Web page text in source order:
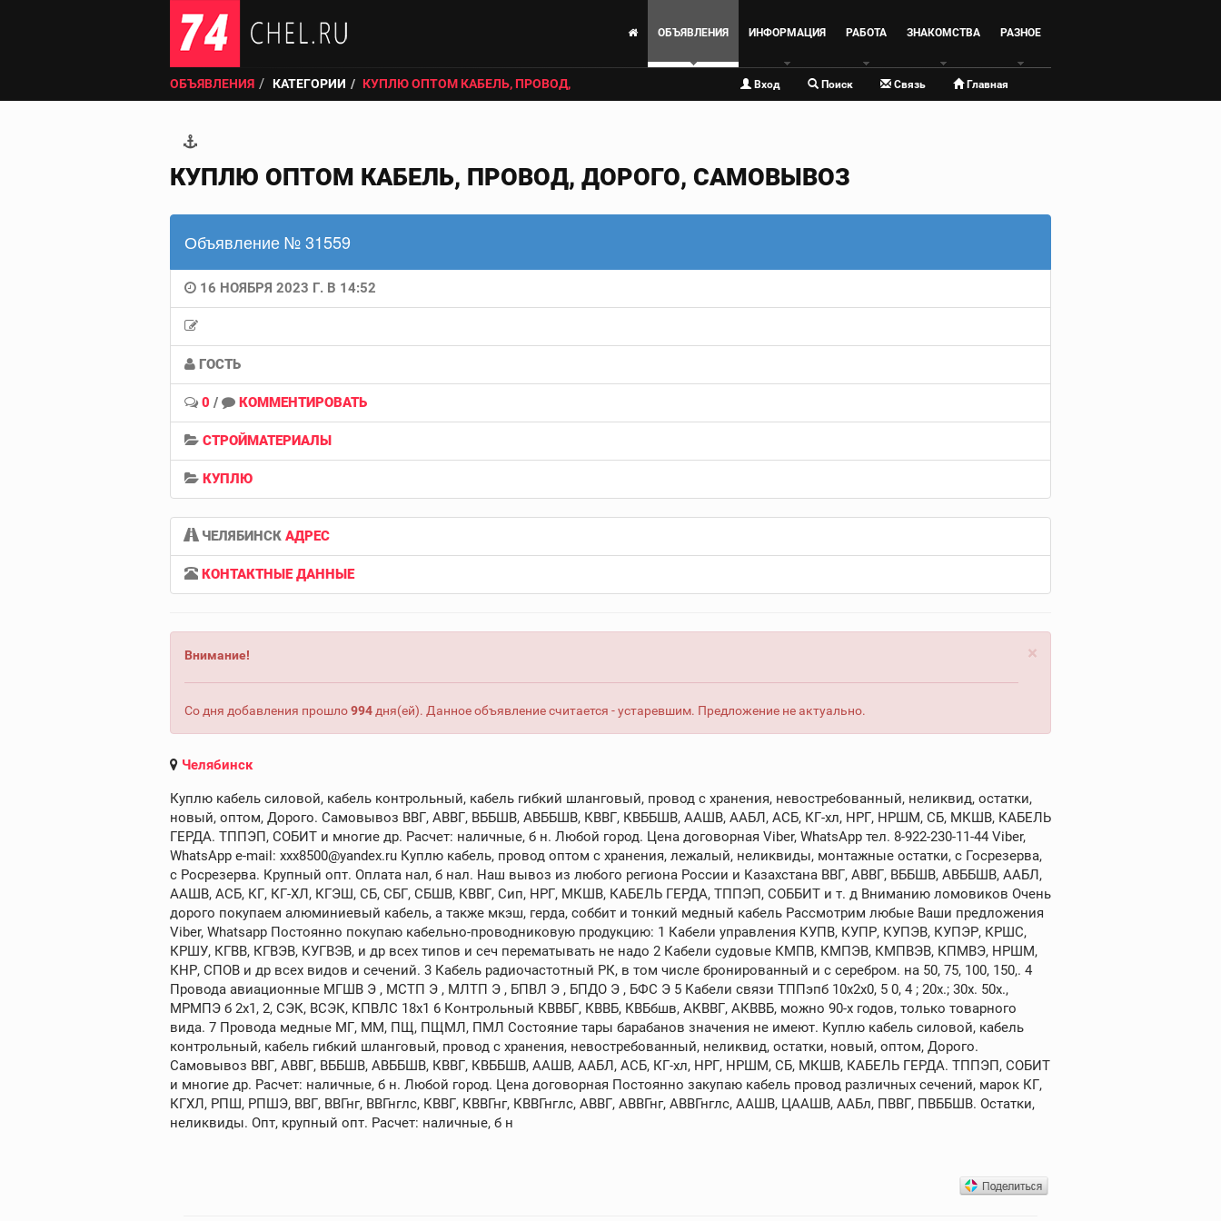
ОБЪЯВЛЕНИЯ ИНФОРМАЦИЯ РАБОТА ЗНАКОМСТВА РАЗНОЕ
ОБЪЯВЛЕНИЯ КАТЕГОРИИ КУПЛЮ ОПТОМ КАБЕЛЬ, ПРОВОД, Вход Поиск Связь Главная
КУПЛЮ ОПТОМ КАБЕЛЬ, ПРОВОД, ДОРОГО, САМОВЫВОЗ
Объявление № 31559
16 НОЯБРЯ 2023 Г. В 14:52
ГОСТЬ
0 / КОММЕНТИРОВАТЬ
СТРОЙМАТЕРИАЛЫ
КУПЛЮ
ЧЕЛЯБИНСК АДРЕС
КОНТАКТНЫЕ ДАННЫЕ
×
Внимание!
Со дня добавления прошло994 дня(ей). Данное объявление считается - устаревшим. Предложение не актуально.
Челябинск
Куплю кабель силовой, кабель контрольный, кабель гибкий шланговый, провод с хранения, невостребованный, неликвид, остатки,
новый, оптом, Дорого. Самовывоз ВВГ, АВВГ, ВББШВ, АВББШВ, КВВГ, КВББШВ, ААШВ, ААБЛ, АСБ, КГ-хл, НРГ, НРШМ, СБ, МКШВ, КАБЕЛЬ
ГЕРДА. ТППЭП, СОБИТ и многие др. Расчет: наличные, б н. Любой город. Цена договорная Viber, WhatsApp тел. 8-922-230-11-44 Viber,
WhatsApp e-mail: xxx8500@yandex.ru Куплю кабель, провод оптом с хранения, лежалый, неликвиды, монтажные остатки, с Госрезерва,
с Росрезерва. Крупный опт. Оплата нал, б нал. Наш вывоз из любого региона России и Казахстана ВВГ, АВВГ, ВББШВ, АВББШВ, ААБЛ,
ААШВ, АСБ, КГ, КГ-ХЛ, КГЭШ, СБ, СБГ, СБШВ, КВВГ, Сип, НРГ, МКШВ, КАБЕЛЬ ГЕРДА, ТППЭП, СОББИТ и т. д Вниманию ломовиков Очень
дорого покупаем алюминиевый кабель, а также мкэш, герда, соббит и тонкий медный кабель Рассмотрим любые Ваши предложения
Viber, Whatsapp Постоянно покупаю кабельно-проводниковую продукцию: 1 Кабели управления КУПВ, КУПР, КУПЭВ, КУПЭР, КРШС,
КРШУ, КГВВ, КГВЭВ, КУГВЭВ, и др всех типов и сеч перематывать не надо 2 Кабели судовые КМПВ, КМПЭВ, КМПВЭВ, КПМВЭ, НРШМ,
КНР, СПОВ и др всех видов и сечений. 3 Кабель радиочастотный РК, в том числе бронированный и с серебром. на 50, 75, 100, 150,. 4
Провода авиационные МГШВ Э , МСТП Э , МЛТП Э , БПВЛ Э , БПДО Э , БФС Э 5 Кабели связи ТППэпб 10х2х0, 5 0, 4 ; 20х.; 30х. 50х.,
МРМПЭ б 2х1, 2, СЭК, ВСЭК, КПВЛС 18х1 6 Контрольный КВВБГ, КВВБ, КВБбшв, АКВВГ, АКВВБ, можно 90-х годов, только товарного
вида. 7 Провода медные МГ, ММ, ПЩ, ПЩМЛ, ПМЛ Состояние тары барабанов значения не имеют. Куплю кабель силовой, кабель
контрольный, кабель гибкий шланговый, провод с хранения, невостребованный, неликвид, остатки, новый, оптом, Дорого.
Самовывоз ВВГ, АВВГ, ВББШВ, АВББШВ, КВВГ, КВББШВ, ААШВ, ААБЛ, АСБ, КГ-хл, НРГ, НРШМ, СБ, МКШВ, КАБЕЛЬ ГЕРДА. ТППЭП, СОБИТ
и многие др. Расчет: наличные, б н. Любой город. Цена договорная Постоянно закупаю кабель провод различных сечений, марок КГ,
КГХЛ, РПШ, РПШЭ, ВВГ, ВВГнг, ВВГнглс, КВВГ, КВВГнг, КВВГнглс, АВВГ, АВВГнг, АВВГнглс, ААШВ, ЦААШВ, ААБл, ПВВГ, ПВББШВ. Остатки,
неликвиды. Опт, крупный опт. Расчет: наличные, б н